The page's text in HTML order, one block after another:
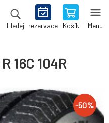
Hledej rezervace Košík Menu
16C 104R
-50%